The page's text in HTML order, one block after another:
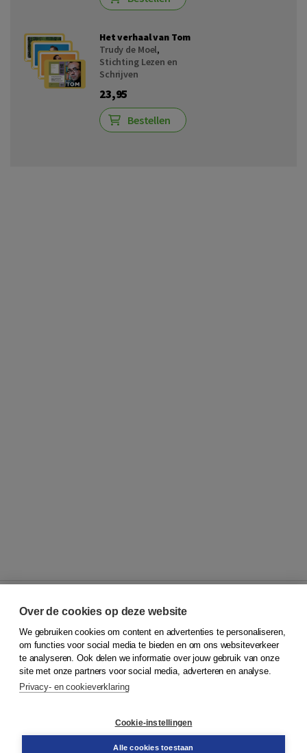
Het verhaal van Tom
Trudy de Moel,
Stichting Lezen en
Schrijven
23,95
Bestellen
© 2026Koninklijke Boom uitgevers
Klantenservice
Service & informatie
Contact
Over de cookies op deze website
We gebruiken cookies om content en advertenties te personaliseren,
om functies voor social media te bieden en om ons websiteverkeer
te analyseren. Ook delen we informatie over jouw gebruik van onze
site met onze partners voor social media, adverteren en analyse.
Privacy- en cookieverklaring
Cookie-instellingen
Alle cookies toestaan